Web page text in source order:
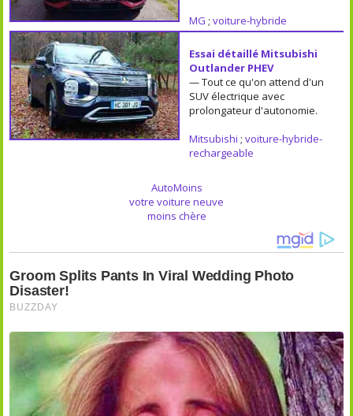
MG ; voiture-hybride
Essai détaillé Mitsubishi
Outlander PHEV
— Tout ce qu'on attend d'un
SUV électrique avec
prolongateur d'autonomie.
Mitsubishi ; voiture-hybride-
rechargeable
AutoMoins
votre voiture neuve
moins chère